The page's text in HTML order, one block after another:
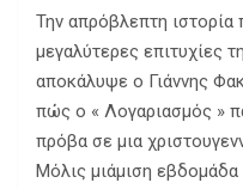
Την απρόβλεπτη ιστορία
μεγαλύτερες επιτυχίες
αποκάλυψε ο Γιάννης
πώς ο « Λογαριασμός »
πρόβα σε μια
Μόλις μιάμιση εβδομάδα